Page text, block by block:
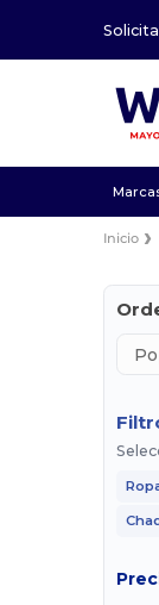
Inicio